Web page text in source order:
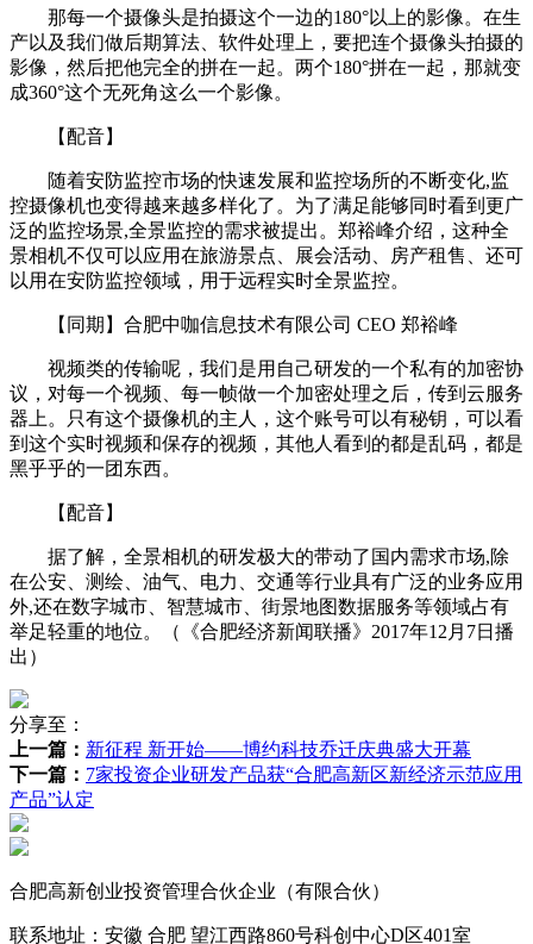
那每一个摄像头是拍摄这个一边的180°以上的影像。在生
产以及我们做后期算法、软件处理上，要把连个摄像头拍摄的
影像，然后把他完全的拼在一起。两个180°拼在一起，那就变
成360°这个无死角这么一个影像。
【配音】
随着安防监控市场的快速发展和监控场所的不断变化,监
控摄像机也变得越来越多样化了。为了满足能够同时看到更广
泛的监控场景,全景监控的需求被提出。郑裕峰介绍，这种全
景相机不仅可以应用在旅游景点、展会活动、房产租售、还可
以用在安防监控领域，用于远程实时全景监控。
【同期】合肥中咖信息技术有限公司 CEO 郑裕峰
视频类的传输呢，我们是用自己研发的一个私有的加密协
议，对每一个视频、每一帧做一个加密处理之后，传到云服务
器上。只有这个摄像机的主人，这个账号可以有秘钥，可以看
到这个实时视频和保存的视频，其他人看到的都是乱码，都是
黑乎乎的一团东西。
【配音】
据了解，全景相机的研发极大的带动了国内需求市场,除
在公安、测绘、油气、电力、交通等行业具有广泛的业务应用
外,还在数字城市、智慧城市、街景地图数据服务等领域占有
举足轻重的地位。（《合肥经济新闻联播》2017年12月7日播
出）
分享至：
上一篇： 新征程 新开始——博约科技乔迁庆典盛大开幕
下一篇： 7家投资企业研发产品获“合肥高新区新经济示范应用
产品”认定
合肥高新创业投资管理合伙企业（有限合伙）
联系地址：安徽 合肥 望江西路860号科创中心D区401室